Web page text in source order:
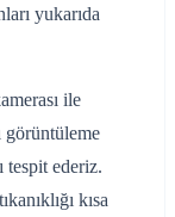
yukarıda
ile
görüntüleme
tespit ederiz.
kısa